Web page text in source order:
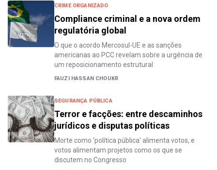
CRIME ORGANIZADO
Compliance criminal e a nova ordem
regulatória global
O que o acordo Mercosul-UE e as sanções
americanas ao PCC revelam sobre a urgência de
um reposicionamento estrutural
FAUZI HASSAN CHOUKR
SEGURANÇA PÚBLICA
Terror e facções: entre descaminhos
jurídicos e disputas políticas
Morte como 'política pública' alimenta votos, e
votos alimentam projetos como os que se
discutem no Congresso